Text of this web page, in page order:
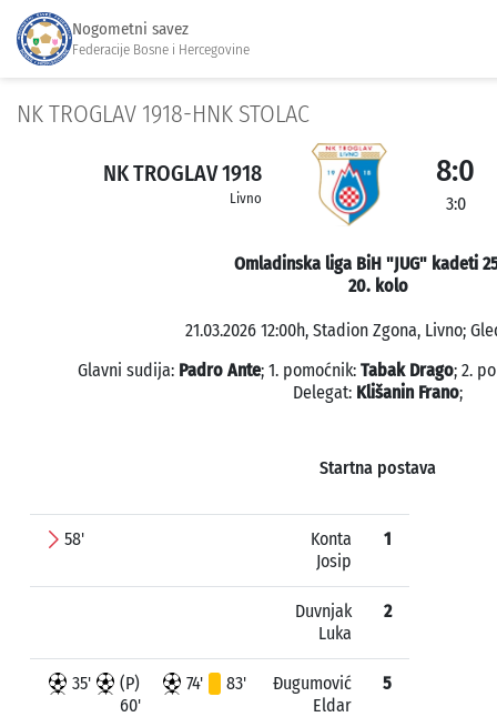
Nogometni savez
Federacije Bosne i Hercegovine
NK TROGLAV 1918-HNK STOLAC
NK TROGLAV 1918
Livno
8:0
3:0
Omladinska liga BiH "JUG" kadeti
20. kolo
21.03.2026 12:00h, Stadion Zgona, Livno;
Glavni sudija: Padro Ante; 1. pomoćnik: Tabak Drago; 2.
Delegat: Klišanin Frano;
Startna postava
58'
Konta
Josip
1
Duvnjak
Luka
2
35'
(P)
60'
74' 83'
Đugumović
Eldar
5